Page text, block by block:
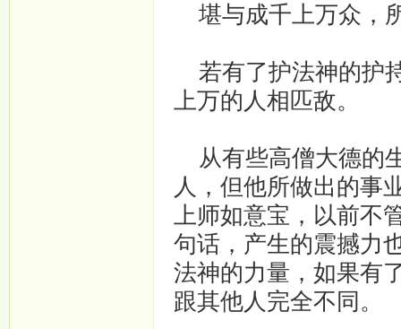
堪与成千上万众，
若有了护法神的护
上万的人相匹敌。
从有些高僧大德的
人，但他所做出的事
上师如意宝，以前不
句话，产生的震撼力
法神的力量，如果有
跟其他人完全不同。